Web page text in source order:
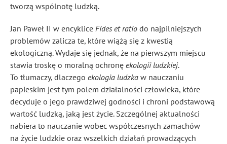
tworzą wspólnotę ludzką.
Jan Paweł II w encyklice Fides et ratio do najpilniejszych
problemów zalicza te, które wiążą się z kwestią
ekologiczną. Wydaje się jednak, że na pierwszym miejscu
stawia troskę o moralną ochronę ekologii ludzkiej.
To tłumaczy, dlaczego ekologia ludzka w nauczaniu
papieskim jest tym polem działalności człowieka, które
decyduje o jego prawdziwej godności i chroni podstawową
wartość ludzką, jaką jest życie. Szczególnej aktualności
nabiera to nauczanie wobec współczesnych zamachów
na życie ludzkie oraz wszelkich działań prowadzących